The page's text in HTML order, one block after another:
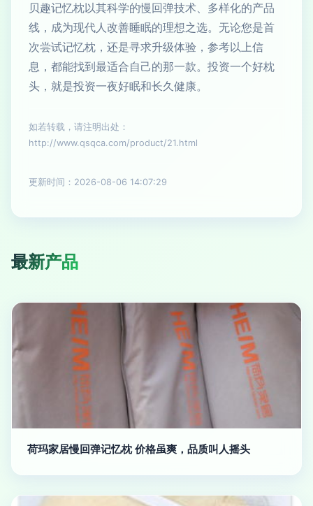
贝趣记忆枕以其科学的慢回弹技术、多样化的产品
线，成为现代人改善睡眠的理想之选。无论您是首
次尝试记忆枕，还是寻求升级体验，参考以上信
息，都能找到最适合自己的那一款。投资一个好枕
头，就是投资一夜好眠和长久健康。
如若转载，请注明出处：
http://www.qsqca.com/product/21.html
更新时间：2026-08-06 14:07:29
最新产品
荷玛家居慢回弹记忆枕 价格虽爽，品质叫人摇头